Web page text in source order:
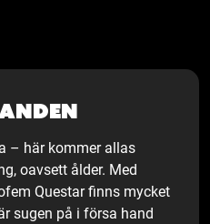
– här kommer allas
oavsett ålder. Med
Questar finns mycket
sugen på i försa hand